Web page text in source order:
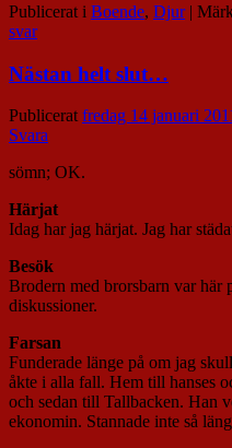
Publicerat i Boende, Djur |
svar
Nästan helt slut…
Publicerat fredag 14 januari
Svara
sömn; OK.
Härjat
Idag har jag härjat. Jag har
Besök
Brodern med brorsbarn var här
diskussioner.
Farsan
Funderade länge på om jag
åkte i alla fall. Hem till hanses
och sedan till Tallbacken. Han
ekonomin. Stannade inte så